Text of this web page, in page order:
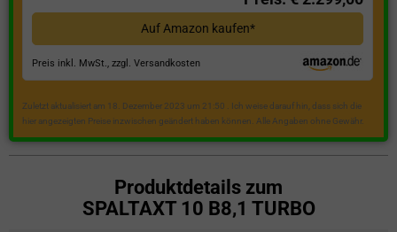
Auf Amazon kaufen*
Preis inkl. MwSt., zzgl. Versandkosten
Zuletzt aktualisiert am 18. Dezember 2023 um 21:50 . Ich weise darauf hin, dass sich die
hier angezeigten Preise inzwischen geändert haben können. Alle Angaben ohne Gewähr.
Produktdetails zum
SPALTAXT 10 B8,1 TURBO